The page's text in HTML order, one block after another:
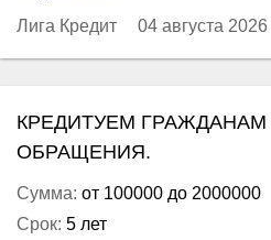
Лига Кредит
04 августа 2026
КРЕДИТУЕМ ГРАЖДАНАМ
ОБРАЩЕНИЯ.
Сумма: от 100000 до 2000000
Срок: 5 лет